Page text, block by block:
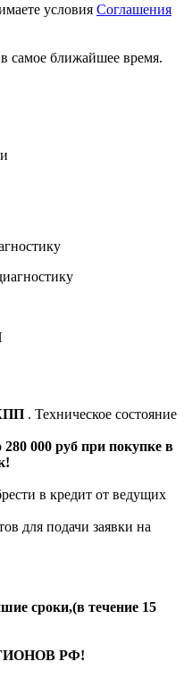
условия Соглашения
самое ближайшее время.
. Техническое состояние
000 руб при покупке в
в кредит от ведущих
для подачи заявки на
сроки,(в течение 15
РФ!